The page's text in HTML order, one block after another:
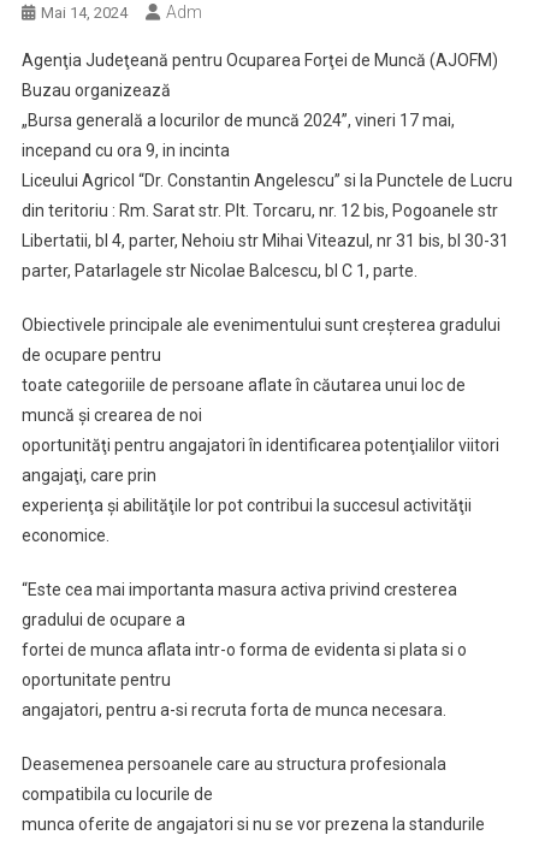
Mai 14, 2024 Adm
Agenţia Judeţeană pentru Ocuparea Forţei de Muncă (AJOFM)
Buzau organizează
„Bursa generală a locurilor de muncă 2024”, vineri 17 mai,
incepand cu ora 9, in incinta
Liceului Agricol “Dr. Constantin Angelescu” si la Punctele de Lucru
din teritoriu : Rm. Sarat str. Plt. Torcaru, nr. 12 bis, Pogoanele str
Libertatii, bl 4, parter, Nehoiu str Mihai Viteazul, nr 31 bis, bl 30-31
parter, Patarlagele str Nicolae Balcescu, bl C 1, parte.
Obiectivele principale ale evenimentului sunt creşterea gradului
de ocupare pentru
toate categoriile de persoane aflate în căutarea unui loc de
muncă şi crearea de noi
oportunităţi pentru angajatori în identificarea potenţialilor viitori
angajaţi, care prin
experienţa şi abilităţile lor pot contribui la succesul activităţii
economice.
“Este cea mai importanta masura activa privind cresterea
gradului de ocupare a
fortei de munca aflata intr-o forma de evidenta si plata si o
oportunitate pentru
angajatori, pentru a-si recruta forta de munca necesara.
Deasemenea persoanele care au structura profesionala
compatibila cu locurile de
munca oferite de angajatori si nu se vor prezena la standurile